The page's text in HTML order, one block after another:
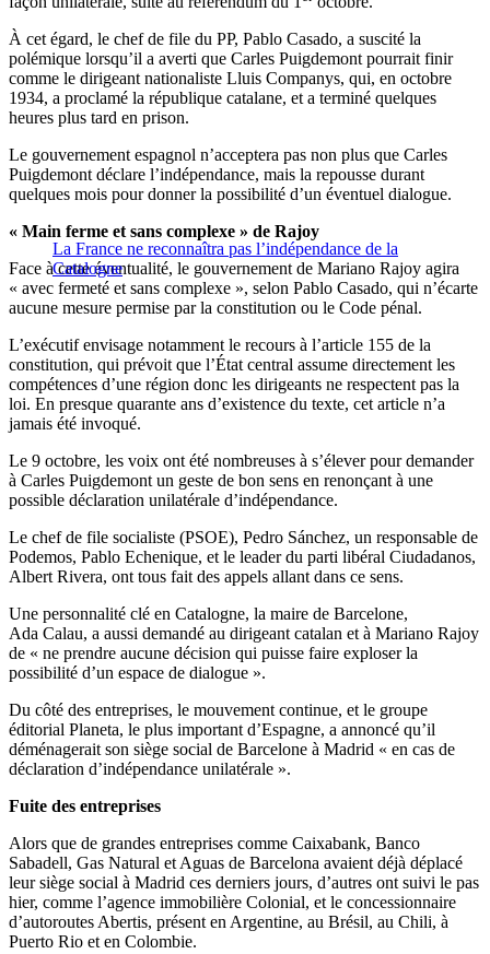
À cet égard, le chef de file du PP, Pablo Casado, a suscité la
polémique lorsqu’il a averti que Carles Puigdemont pourrait finir
comme le dirigeant nationaliste Lluis Companys, qui, en octobre
1934, a proclamé la république catalane, et a terminé quelques
heures plus tard en prison.
Le gouvernement espagnol n’acceptera pas non plus que Carles
Puigdemont déclare l’indépendance, mais la repousse durant
quelques mois pour donner la possibilité d’un éventuel dialogue.
La France ne reconnaîtra pas l’indépendance de la
Catalogne
« Main ferme et sans complexe » de Rajoy
Face à cette éventualité, le gouvernement de Mariano Rajoy agira
« avec fermeté et sans complexe », selon Pablo Casado, qui n’écarte
aucune mesure permise par la constitution ou le Code pénal.
L’exécutif envisage notamment le recours à l’article 155 de la
constitution, qui prévoit que l’État central assume directement les
compétences d’une région donc les dirigeants ne respectent pas la
loi. En presque quarante ans d’existence du texte, cet article n’a
jamais été invoqué.
Le 9 octobre, les voix ont été nombreuses à s’élever pour demander
à Carles Puigdemont un geste de bon sens en renonçant à une
possible déclaration unilatérale d’indépendance.
Le chef de file socialiste (PSOE), Pedro Sánchez, un responsable de
Podemos, Pablo Echenique, et le leader du parti libéral Ciudadanos,
Albert Rivera, ont tous fait des appels allant dans ce sens.
Une personnalité clé en Catalogne, la maire de Barcelone,
Ada Calau, a aussi demandé au dirigeant catalan et à Mariano Rajoy
de « ne prendre aucune décision qui puisse faire exploser la
possibilité d’un espace de dialogue ».
Du côté des entreprises, le mouvement continue, et le groupe
éditorial Planeta, le plus important d’Espagne, a annoncé qu’il
déménagerait son siège social de Barcelone à Madrid « en cas de
déclaration d’indépendance unilatérale ».
Fuite des entreprises
Alors que de grandes entreprises comme Caixabank, Banco
Sabadell, Gas Natural et Aguas de Barcelona avaient déjà déplacé
leur siège social à Madrid ces derniers jours, d’autres ont suivi le pas
hier, comme l’agence immobilière Colonial, et le concessionnaire
d’autoroutes Abertis, présent en Argentine, au Brésil, au Chili, à
Puerto Rio et en Colombie.